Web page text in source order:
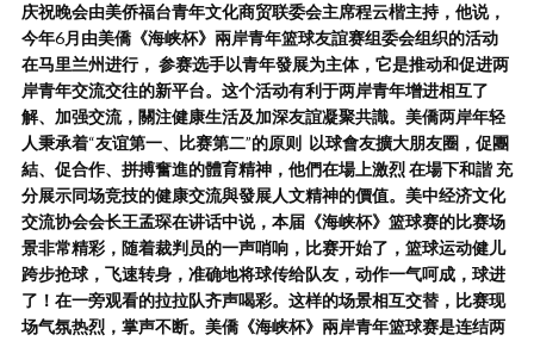
庆祝晚会由美侨福台青年文化商贸联委会主席程云楷主持，他说，
今年6月由美僑《海峡杯》兩岸青年篮球友誼赛组委会组织的活动
在马里兰州进行， 参赛选手以青年發展为主体，它是推动和促进两
岸青年交流交往的新平台。这个活动有利于两岸青年增进相互了
解、加强交流，關注健康生活及加深友誼凝聚共識。美僑两岸年轻
人秉承着“友谊第一、比赛第二”的原则 以球會友擴大朋友圈，促團
結、促合作、拼搏奮進的體育精神，他們在場上激烈在場下和諧 充
分展示同场竞技的健康交流與發展人文精神的價值。美中经济文化
交流协会会长王孟琛在讲话中说，本届《海峡杯》篮球赛的比赛场
景非常精彩，随着裁判员的一声哨响，比赛开始了，篮球运动健儿
跨步抢球，飞速转身，准确地将球传给队友，动作一气呵成，球进
了！在一旁观看的拉拉队齐声喝彩。这样的场景相互交替，比赛现
场气氛热烈，掌声不断。美僑《海峡杯》兩岸青年篮球赛是连结两